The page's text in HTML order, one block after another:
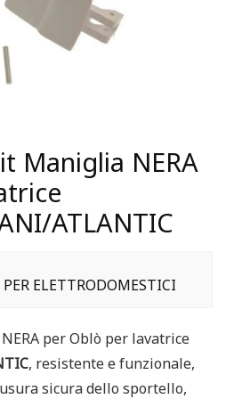
Maniglia NERA
ATLANTIC
ELETTRODOMESTICI
per Oblò per lavatrice
, resistente e funzionale,
sicura dello sportello,